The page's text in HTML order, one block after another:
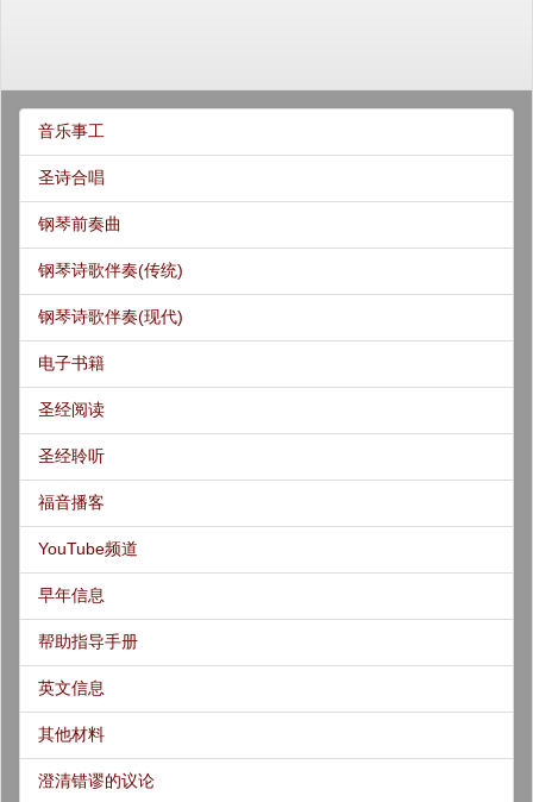
音乐事工
圣诗合唱
钢琴前奏曲
钢琴诗歌伴奏(传统)
钢琴诗歌伴奏(现代)
电子书籍
圣经阅读
圣经聆听
福音播客
YouTube频道
早年信息
帮助指导手册
英文信息
其他材料
澄清错谬的议论